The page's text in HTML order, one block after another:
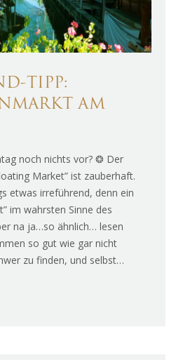
TIPP:
AM
noch nichts vor? ❂ Der
Market” ist zauberhaft.
etwas irreführend, denn ein
im wahrsten Sinne des
na ja…so ähnlich… lesen
so gut wie gar nicht
zu finden, und selbst…